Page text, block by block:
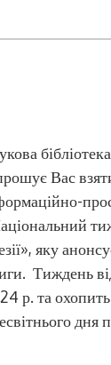
Вас
яку
Тиждень
р. та
дня